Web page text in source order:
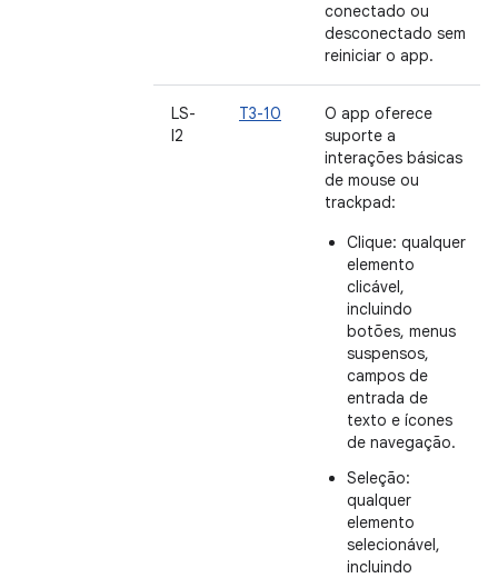
conectado ou
desconectado sem
reiniciar o app.
LS-
I2
T3-10
O app oferece
suporte a
interações básicas
de mouse ou
trackpad:
Clique: qualquer
elemento
clicável,
incluindo
botões, menus
suspensos,
campos de
entrada de
texto e ícones
de navegação.
Seleção:
qualquer
elemento
selecionável,
incluindo